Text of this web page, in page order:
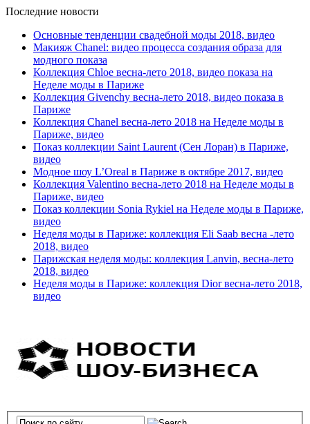
Последние новости
Основные тенденции свадебной моды 2018, видео
Макияж Chanel: видео процесса создания образа для
модного показа
Коллекция Chloe весна-лето 2018, видео показа на
Неделе моды в Париже
Коллекция Givenchy весна-лето 2018, видео показа в
Париже
Коллекция Chanel весна-лето 2018 на Неделе моды в
Париже, видео
Показ коллекции Saint Laurent (Сен Лоран) в Париже,
видео
Модное шоу L’Oreal в Париже в октябре 2017, видео
Коллекция Valentino весна-лето 2018 на Неделе моды в
Париже, видео
Показ коллекции Sonia Rykiel на Неделе моды в Париже,
видео
Неделя моды в Париже: коллекция Eli Saab весна -лето
2018, видео
Парижская неделя моды: коллекция Lanvin, весна-лето
2018, видео
Неделя моды в Париже: коллекция Dior весна-лето 2018,
видео